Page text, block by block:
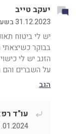
ניווט
בתגובות
יעקב טייב
31.12.2023 בשעה
יש לי ביטוח
בבוקר כשיצאתי
הזנב יש לי
על השברים והם
הגב
עו"ד
31.01.2024